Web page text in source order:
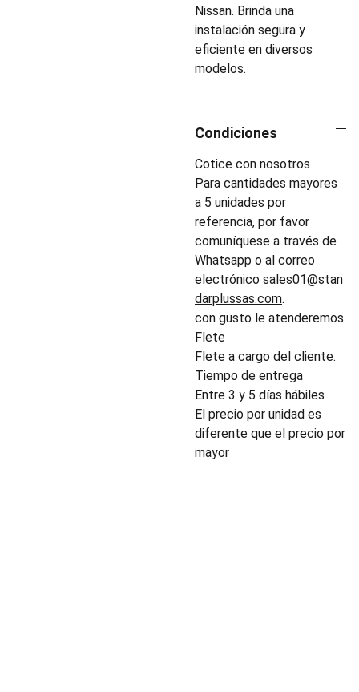
Nissan. Brinda una
instalación segura y
eficiente en diversos
modelos.
Condiciones
Cotice con nosotros
Para cantidades mayores
a 5 unidades por
referencia, por favor
comuníquese a través de
Whatsapp o al correo
electrónico sales01@stan
darplussas.com.
con gusto le atenderemos.
Flete
Flete a cargo del cliente.
Tiempo de entrega
Entre 3 y 5 días hábiles
El precio por unidad es
diferente que el precio por
mayor